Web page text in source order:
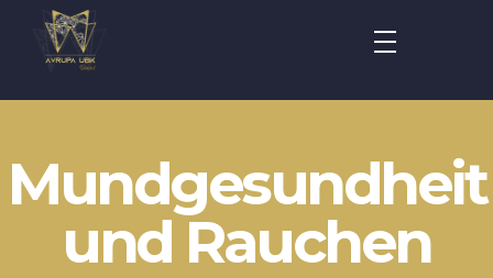
Mundgesundheit
und Rauchen